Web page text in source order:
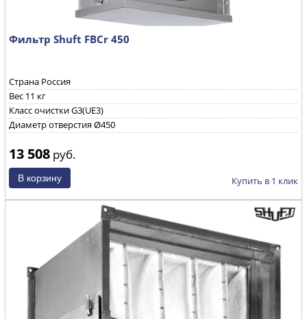
Фильтр Shuft FBCr 450
Страна Россия
Вес 11 кг
Класс очистки G3(UE3)
Диаметр отверстия Ø450
13 508 руб.
Купить в 1 клик